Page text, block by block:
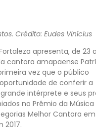
Crédito: Eudes Vinícius
apresenta, de 23
cantora amapaense
vez que o público
de conferir a
intérprete e seus
no Prêmio da Música
Melhor Cantora em
2017.